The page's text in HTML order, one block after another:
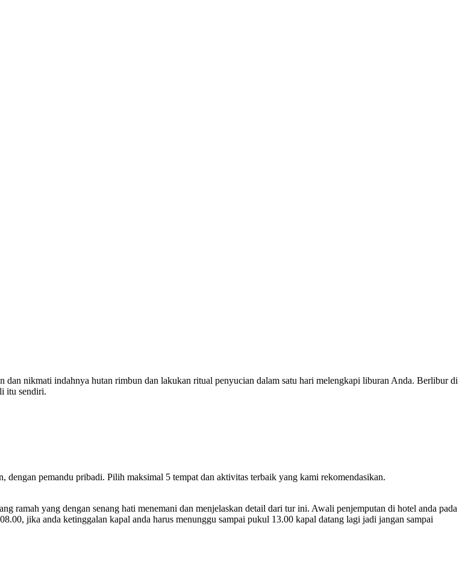
dan nikmati indahnya hutan rimbun dan lakukan ritual penyucian dalam satu hari melengkapi liburan Anda. Berlibur di
itu sendiri.
pemandu pribadi. Pilih maksimal 5 tempat dan aktivitas terbaik yang kami rekomendasikan.
ramah yang dengan senang hati menemani dan menjelaskan detail dari tur ini. Awali penjemputan di hotel anda pada
jika anda ketinggalan kapal anda harus menunggu sampai pukul 13.00 kapal datang lagi jadi jangan sampai